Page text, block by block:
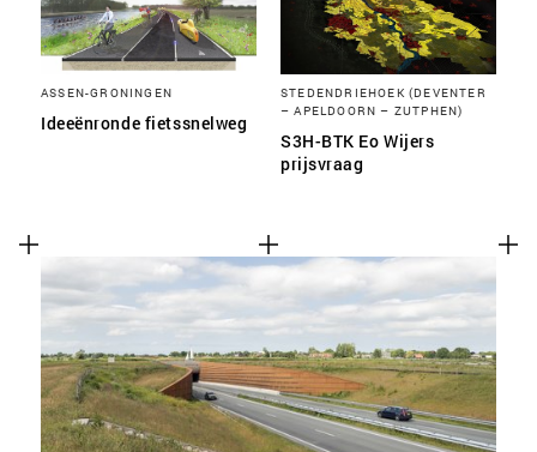
ASSEN-GRONINGEN
Ideeënronde fietssnelweg
STEDENDRIEHOEK (DEVENTER
– APELDOORN – ZUTPHEN)
S3H-BTK Eo Wijers
prijsvraag